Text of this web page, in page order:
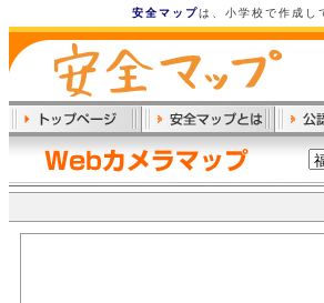
安全マップは、小学校で作成し